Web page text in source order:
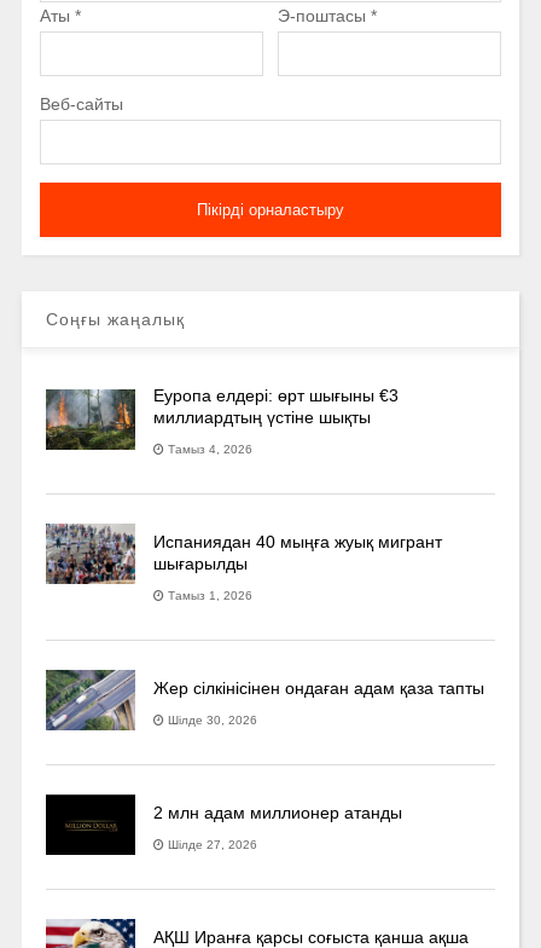
Аты * Э-поштасы *
Веб-сайты
Соңғы жаңалық
Еуропа елдері: өрт шығыны €3
миллиардтың үстіне шықты
Тамыз 4, 2026
Испаниядан 40 мыңға жуық мигрант
шығарылды
Тамыз 1, 2026
Жер сілкінісінен ондаған адам қаза тапты
Шілде 30, 2026
2 млн адам миллионер атанды
Шілде 27, 2026
АҚШ Иранға қарсы соғыста қанша ақша